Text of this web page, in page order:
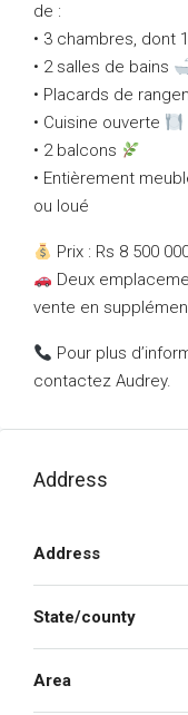
de :
• 3 chambres, dont
• 2 salles de bains
• Placards de
• Cuisine ouverte
• 2 balcons
• Entièrement
ou loué
Prix : Rs 8 500
Deux
vente en
Pour plus
contactez Audrey.
Address
Address
State/county
Area